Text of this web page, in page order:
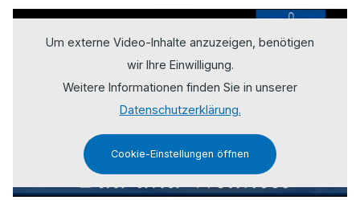
Um externe Video-Inhalte anzuzeigen, benötigen
wir Ihre Einwilligung.
Weitere Informationen finden Sie in unserer
Datenschutzerklärung.
Cookie-Einstellungen öffnen